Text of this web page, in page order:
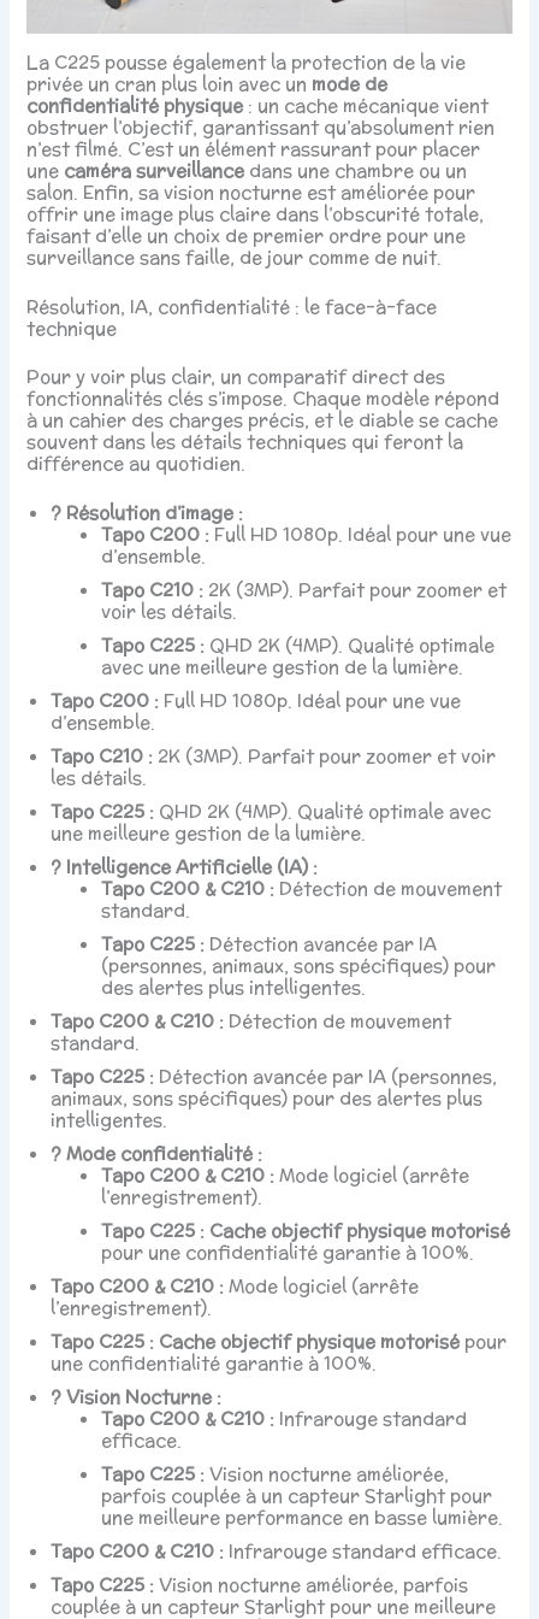
La C225 pousse également la protection de la vie
privée un cran plus loin avec un mode de
confidentialité physique: un cache mécanique vient
obstruer l’objectif, garantissant qu’absolument rien
n’est filmé. C’est un élément rassurant pour placer
une caméra surveillancedans une chambre ou un
salon. Enfin, sa vision nocturne est améliorée pour
offrir une image plus claire dans l’obscurité totale,
faisant d’elle un choix de premier ordre pour une
surveillance sans faille, de jour comme de nuit.
Résolution, IA, confidentialité : le face-à-face
technique
Pour y voir plus clair, un comparatif direct des
fonctionnalités clés s’impose. Chaque modèle répond
à un cahier des charges précis, et le diable se cache
souvent dans les détails techniques qui feront la
différence au quotidien.
? Résolution d’image :
Tapo C200 : Full HD 1080p. Idéal pour une vue
d’ensemble.
Tapo C210 : 2K (3MP). Parfait pour zoomer et
voir les détails.
Tapo C225 : QHD 2K (4MP). Qualité optimale
avec une meilleure gestion de la lumière.
Tapo C200 : Full HD 1080p. Idéal pour une vue
d’ensemble.
Tapo C210 : 2K (3MP). Parfait pour zoomer et voir
les détails.
Tapo C225 : QHD 2K (4MP). Qualité optimale avec
une meilleure gestion de la lumière.
? Intelligence Artificielle (IA) :
Tapo C200 & C210 : Détection de mouvement
standard.
Tapo C225 : Détection avancée par IA
(personnes, animaux, sons spécifiques) pour
des alertes plus intelligentes.
Tapo C200 & C210 : Détection de mouvement
standard.
Tapo C225 : Détection avancée par IA (personnes,
animaux, sons spécifiques) pour des alertes plus
intelligentes.
?️ Mode confidentialité :
Tapo C200 & C210 :Mode logiciel (arrête
l’enregistrement).
Tapo C225 : Cache objectif physique motorisé
pour une confidentialité garantie à 100%.
Tapo C200 & C210 :Mode logiciel (arrête
l’enregistrement).
Tapo C225 : Cache objectif physique motorisépour
une confidentialité garantie à 100%.
? Vision Nocturne :
Tapo C200 & C210 : Infrarouge standard
efficace.
Tapo C225 :Vision nocturne améliorée,
parfois couplée à un capteur Starlight pour
une meilleure performance en basse lumière.
Tapo C200 & C210 : Infrarouge standard efficace.
Tapo C225 :Vision nocturne améliorée, parfois
couplée à un capteur Starlight pour une meilleure